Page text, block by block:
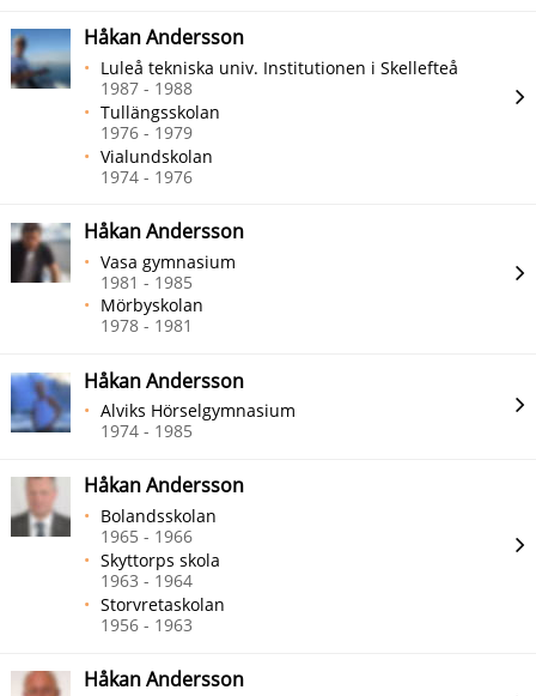
Håkan Andersson
Luleå tekniska univ. Institutionen i Skellefteå
1987 - 1988
Tullängsskolan
1976 - 1979
Vialundskolan
1974 - 1976
Håkan Andersson
Vasa gymnasium
1981 - 1985
Mörbyskolan
1978 - 1981
Håkan Andersson
Alviks Hörselgymnasium
1974 - 1985
Håkan Andersson
Bolandsskolan
1965 - 1966
Skyttorps skola
1963 - 1964
Storvretaskolan
1956 - 1963
Håkan Andersson